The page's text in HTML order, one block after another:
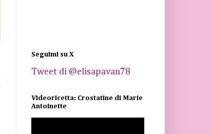
Seguimi su X
Tweet di @elisapavan78
Videoricetta: Crostatine di Marie
Antoinette